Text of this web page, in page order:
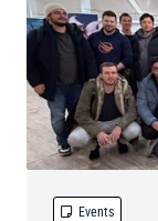
 Events